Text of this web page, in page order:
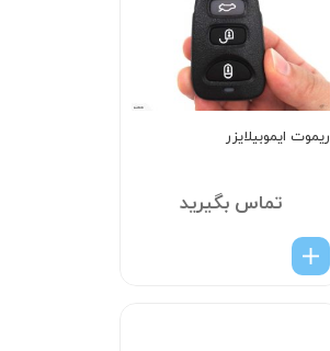
ریموت ایموبیلایزر
تماس بگیرید